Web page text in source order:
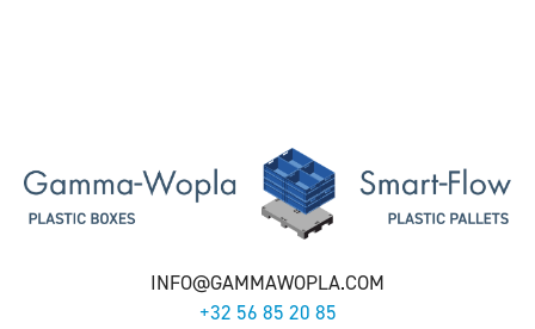
INFO@GAMMAWOPLA.COM
+32 56 85 20 85